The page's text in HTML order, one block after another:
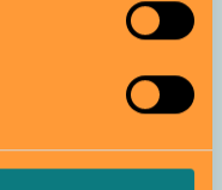
eller som de har
Jenny